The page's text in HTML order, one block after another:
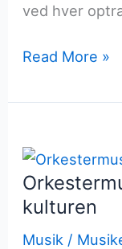
ved hver
Bandets
under
optrædener
Read More »
kulturen
Musik /